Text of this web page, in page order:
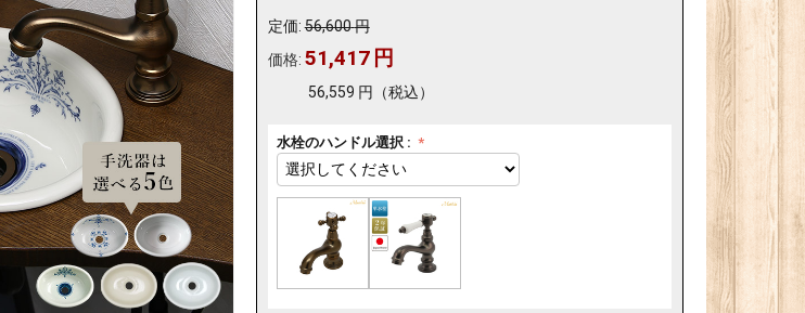
定価: 56,600円
価格: 51,417 円
56,559 円 （税込）
水栓のハンドル選択 :